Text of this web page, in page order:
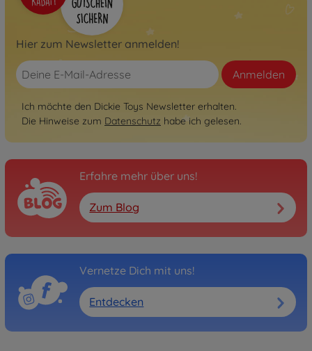
Hier zum Newsletter anmelden!
Anmelden
Ich möchte den Dickie Toys Newsletter erhalten.
Die Hinweise zum Datenschutz habe ich gelesen.
Erfahre mehr über uns!
Zum Blog
Vernetze Dich mit uns!
Entdecken